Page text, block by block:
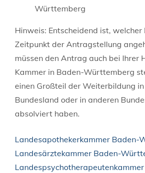
Württemberg
Hinweis: Entscheidend ist, welcher
Zeitpunkt der Antragstellung
müssen den Antrag auch bei Ihrer
Kammer in Baden-Württemberg
einen Großteil der Weiterbildung
Bundesland oder in anderen
absolviert haben.
Landesapothekerkammer Baden-
Landesärztekammer Baden-